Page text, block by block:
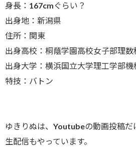
身長：167cmぐらい？
出身地：新潟県
住所：関東
出身高校：桐蔭学園高校女子部理
出身大学：横浜国立大学理工学部
特技：バトン
ゆきりぬは、Youtubeの動画投稿だ
生配信もやっています。